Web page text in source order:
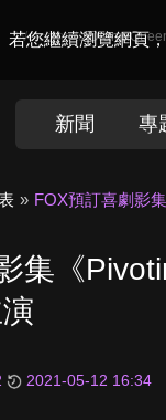
您繼續瀏覽網頁
Welcome to
新聞 專
FOX預訂喜劇影
集《
2021-05-12 16:34